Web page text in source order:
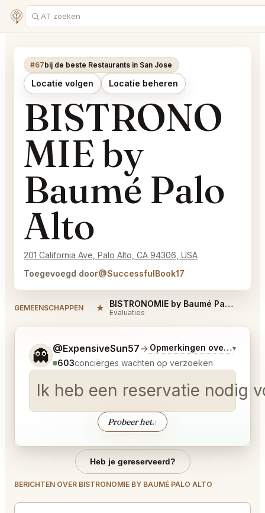
#67bij de beste Restaurants in San Jose
Locatie volgen Locatie beheren
BISTRONO
MIE by
Baumé Palo
Alto
201 California Ave, Palo Alto, CA 94306, USA
Toegevoegd door@SuccessfulBook17
GEMEENSCHAPPEN ★ BISTRONOMIE by Baumé Palo Alto Reviews
Evaluaties
👻 @ExpensiveSun57→ Opmerkingen over Laatste
▾
603conciërges wachten op verzoeken
Ik heb een reservatie nodig
Probeer het.↑
Vertel me wat je wilt.
Heb je gereserveerd?
BERICHTEN OVER BISTRONOMIE BY BAUMÉ PALO ALTO